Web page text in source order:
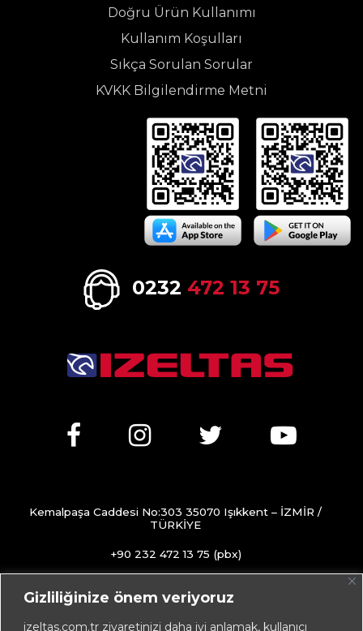
Gizliliğinize önem veriyoruz
izeltas.com.tr ziyaretinizi daha iyi anlamak, kullanıcı
Doğru Ürün Kullanımı
Kullanım Koşulları
Sıkça Sorulan Sorular
KVKK Bilgilendirme Metni
0232 472 13 75
Kemalpaşa Caddesi No:303 35070 Işıkkent – İZMİR /
TÜRKİYE
+90 232 472 13 75 (pbx)